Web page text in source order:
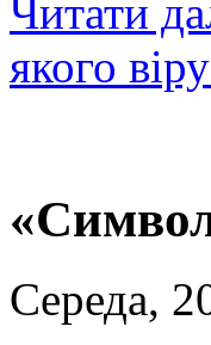
Читати
якого
Середа,